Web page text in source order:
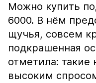
Можно купить
6000. В нём
щучья, совсем
подкрашенная
отметила: такие
высоким